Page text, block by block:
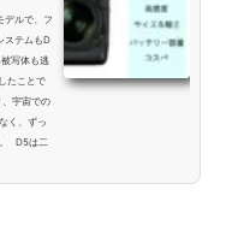
デルで、フ
ステムもD
写体も逃
たことで
、宇宙での
く、ずっ
。 D5は二